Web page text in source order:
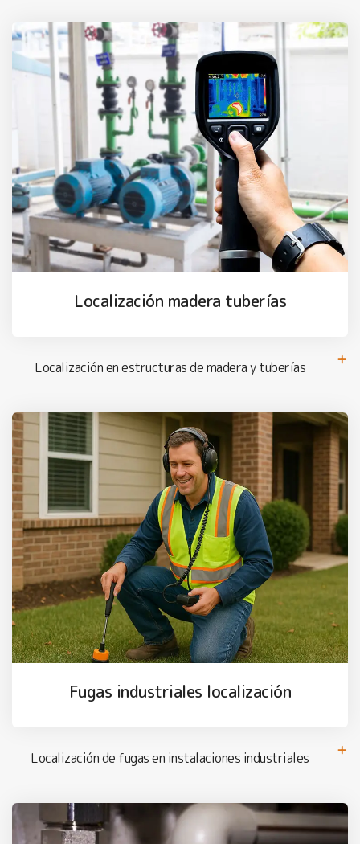
Localización madera tuberías
Localización en estructuras de madera y tuberías
Fugas industriales localización
Localización de fugas en instalaciones industriales